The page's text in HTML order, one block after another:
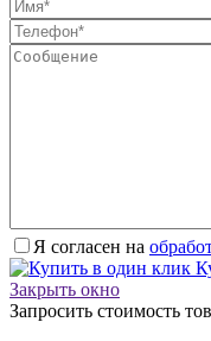
Я согласен на
Закрыть окно
Запросить стоимость